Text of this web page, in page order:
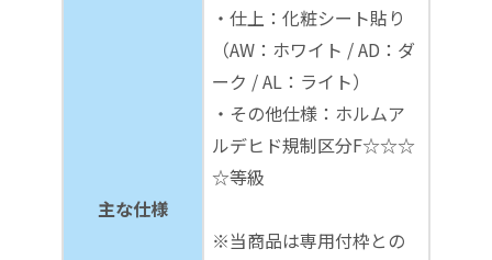
主な仕様
・仕上：化粧シート貼り
（AW：ホワイト / AD：ダ
ーク / AL：ライト）
・その他仕様：ホルムア
ルデヒド規制区分F☆☆☆
☆等級
※当商品は専用付枠との